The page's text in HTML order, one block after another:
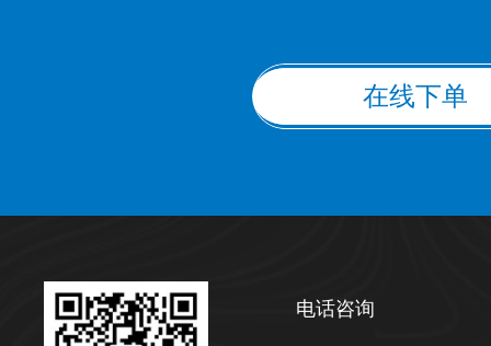
在线下单
电话咨询